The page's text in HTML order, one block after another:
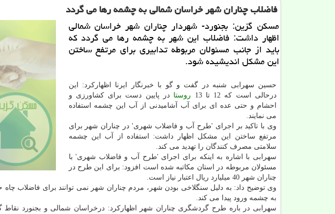
فاضلاب چناران شهر خراسان شمالی به چشمه رها می گردد
مسكن گزین: بجنورد- شهردار چناران شهر خراسان شمالی
اظهار داشت: فاضلاب این شهر به چشمه رها می گردد كه
باید از جانب مسئولان مربوطه تدابیری برای مرتفع ساختن
این مشكل اندیشیده شود.
حسین سهرابی شنبه در گفت و گو با خبرنگار ایرنا اظهاركرد: این
درحالی است كه 12 تا 13
روستا در پایین دست برای كشاورزی و
احشام و حتی عده ای برای آب آشامیدنی از آب این چشمه استفاده
می نمایند.
وی با تاكید بر اجرای 'طرح آب و فاضلاب شهری' در چناران شهر برای
مرتفع ساختن این مشكل اظهار داشت: استفاده از آب این چشمه
سلامتی مصرف كنندگان را تهدید می كند.
سهرابی با اشاره به اینكه برای اجرای 'طرح آب و فاضلاب شهری' با
مسئولان مربوطه در استان مكاتبه شده است افزود: برای این طرح در
چناران شهر 40 میلیارد ریال اعتبار نیاز است.
وی توضیح داد: به دلیل سنگلاخی بودن شهر، مردم چناران شهر نمی توانند برای فاضلاب
به چشمه ورود پیدا می كند.
سهرابی در باره طرح گردشگری چناران شهر اظهاركرد: درخراسان شمالی و بجنورد